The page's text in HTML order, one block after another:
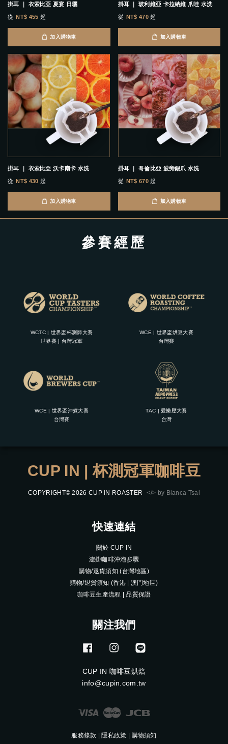
掛耳 ｜ 衣索比亞 夏宴 日曬
從 NT$ 455 起
加入購物車
掛耳 ｜ 玻利維亞 卡拉納維 爪哇 水洗
從 NT$ 470起
加入購物車
掛耳 ｜ 衣索比亞 沃卡南卡 水洗
從 NT$ 430 起
加入購物車
掛耳 ｜ 哥倫比亞 波旁錫爪 水洗
從 NT$ 670起
加入購物車
參賽經歷
WCTC | 世界盃杯測師大賽
世界賽 | 台灣冠軍
WCE | 世界盃烘豆大賽
台灣賽
WCE | 世界盃沖煮大賽
台灣賽
TAC | 愛樂壓大賽
台灣
CUP IN | 杯測冠軍咖啡豆
COPYRIGHT© 2026 CUP IN ROASTER </> by Bianca Tsai
快速連結
關於 CUP IN
濾掛咖啡沖泡步驟
購物/退貨須知 (台灣地區)
購物/退貨須知 (香港 | 澳門地區)
咖啡豆生產流程 | 品質保證
關注我們
Facebook Instagram
CUP IN 咖啡豆烘焙
info@cupin.com.tw
Visa Master
服務條款 |隱私政策 | 購物須知